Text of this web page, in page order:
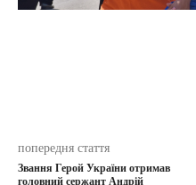
попередня стаття
Звання Герой України отримав
головний сержант Андрій